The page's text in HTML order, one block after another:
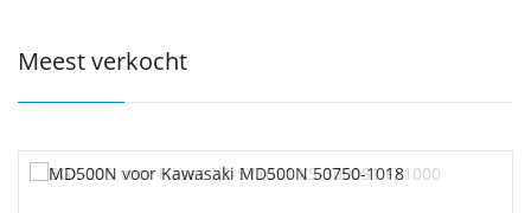
Meest verkocht